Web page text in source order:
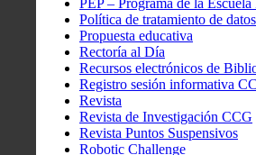
PEP – Programa de la
Política de tratamiento de
Propuesta educativa
Rectoría al Día
Recursos electrónicos de
Registro sesión informativa
Revista
Revista de Investigación CCG
Revista Puntos Suspensivos
Robotic Challenge